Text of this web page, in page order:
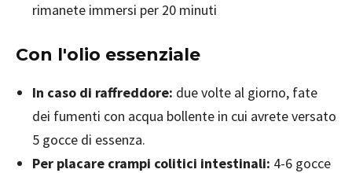
rimanete immersi per 20 minuti
Con l'olio essenziale
In caso di raffreddore: due volte al giorno, fate
dei fumenti con acqua bollente in cui avrete versato
5 gocce di essenza.
Per placare crampi colitici intestinali: 4-6 gocce